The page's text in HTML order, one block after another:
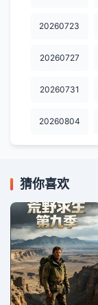
20260723
20260727
20260731
20260804
猜你喜欢